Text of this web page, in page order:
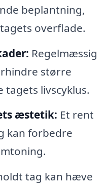
beplantning,
overflade.
Regelmæssig
større
livscyklus.
æstetik: Et rent
kan forbedre
tag kan hæve